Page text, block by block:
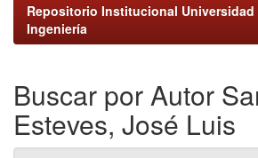
Repositorio Institucional Universidad
Ingeniería
Buscar por Autor
Esteves, José Luis